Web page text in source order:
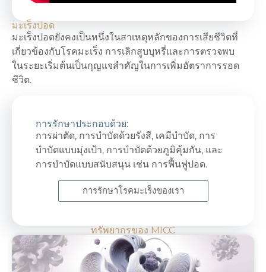
มะเร็งปอด
มะเร็งปอดยังคงเป็นหนึ่งในสาเหตุหลักของการเสียชีวิตที่
เกี่ยวข้องกับโรคมะเร็ง การเลิกสูบบุหรี่และการตรวจพบ
ในระยะเริ่มต้นเป็นกุญแจสำคัญในการเพิ่มอัตราการรอด
ชีวิต.
การรักษาประกอบด้วย:
การผ่าตัด, การบำบัดด้วยรังสี, เคมีบำบัด, การ
บำบัดแบบมุ่งเป้า, การบำบัดด้วยภูมิคุ้มกัน, และ
การบำบัดแบบสนับสนุน เช่น การฟื้นฟูปอด.
การรักษาโรคมะเร็งของเรา
ทรัพยากรของ MICC